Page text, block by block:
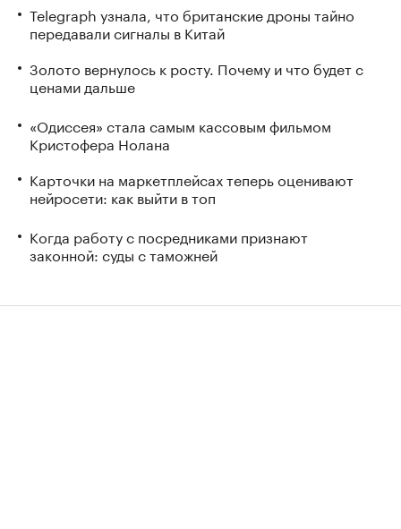
Telegraph узнала, что британские дроны тайно
передавали сигналы в Китай
Золото вернулось к росту. Почему и что будет с
ценами дальше
«Одиссея» стала самым кассовым фильмом
Кристофера Нолана
Карточки на маркетплейсах теперь оценивают
нейросети: как выйти в топ
Когда работу с посредниками признают
законной: суды с таможней